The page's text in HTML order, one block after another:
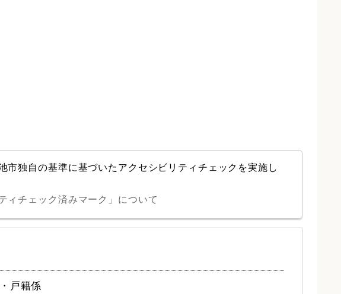
市独自の基準に基づいたアクセシビリティチェックを実施し
ィチェック済みマーク」について
戸籍係